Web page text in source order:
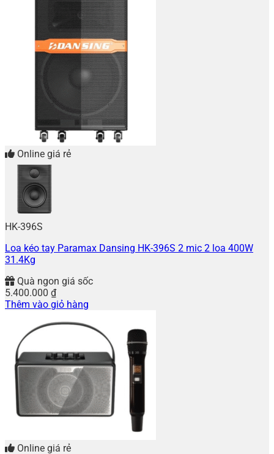
Online giá rẻ
HK-396S
Loa kéo tay Paramax Dansing HK-396S 2 mic 2 loa 400W
31.4Kg
Quà ngon giá sốc
5.400.000 ₫
Thêm vào giỏ hàng
Online giá rẻ